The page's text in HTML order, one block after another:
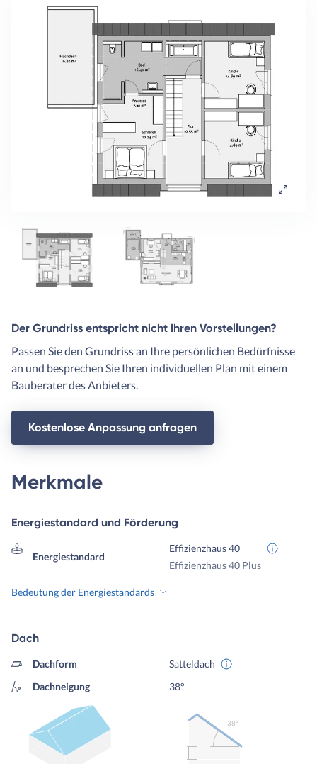
Der Grundriss entspricht nicht Ihren Vorstellungen?
Passen Sie den Grundriss an Ihre persönlichen Bedürfnisse
an und besprechen Sie Ihren individuellen Plan mit einem
Bauberater des Anbieters.
Kostenlose Anpassung anfragen
Merkmale
Energiestandard und Förderung
Energiestandard
Effizienzhaus 40
Effizienzhaus 40 Plus
Bedeutung der Energiestandards
Dach
Dachform
Satteldach
Dachneigung
38°
38º